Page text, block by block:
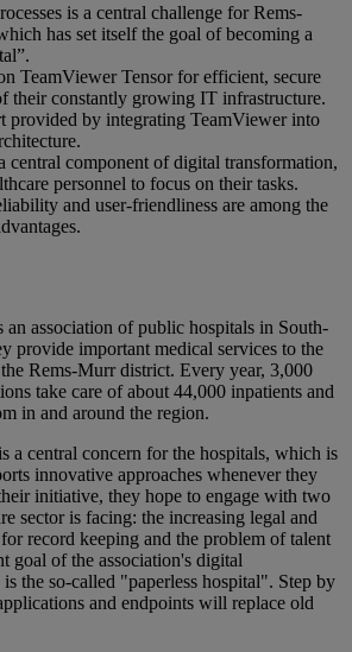
is a central challenge for Rems-
has set itself the goal of becoming a
TeamViewer Tensor for efficient, secure
their constantly growing IT infrastructure.
provided by integrating TeamViewer into
central component of digital transformation,
personnel to focus on their tasks.
and user-friendliness are among the
association of public hospitals in South-
provide important medical services to the
Rems-Murr district. Every year, 3,000
take care of about 44,000 inpatients and
in and around the region.
a central concern for the hospitals, which is
innovative approaches whenever they
initiative, they hope to engage with two
sector is facing: the increasing legal and
record keeping and the problem of talent
goal of the association's digital
the so-called "paperless hospital". Step by
and endpoints will replace old